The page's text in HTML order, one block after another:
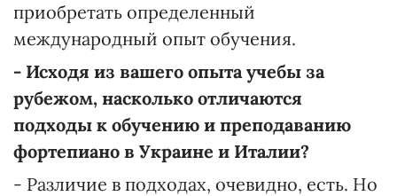
приобретать определенный
международный опыт обучения.
- Исходя из вашего опыта учебы за
рубежом, насколько отличаются
подходы к обучению и преподаванию
фортепиано в Украине и Италии?
- Различие в подходах, очевидно, есть. Но